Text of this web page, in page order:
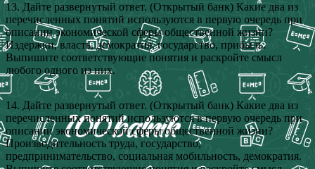
13. Дайте развернутый ответ. (Открытый банк) Какие два из
перечисленных понятий используются в первую очередь при
описании экономической сферы общественной жизни?
Издержки, власть, демократия, государство, прибыль.
Выпишите соответствующие понятия и раскройте смысл
любого одного из них.
14. Дайте развернутый ответ. (Открытый банк) Какие два из
перечисленных понятий используются в первую очередь при
описании экономической сферы общественной жизни?
Производительность труда, государство,
предпринимательство, социальная мобильность, демократия.